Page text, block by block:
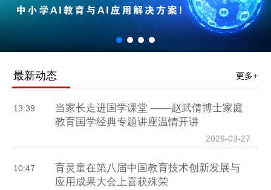
最新动态 更多+
13:39
当家长走进国学课堂 ——赵武倩博士家庭
教育国学经典专题讲座温情开讲
2026-03-27
10:47
育灵童在第八届中国教育技术创新发展与
应用成果大会上喜获殊荣